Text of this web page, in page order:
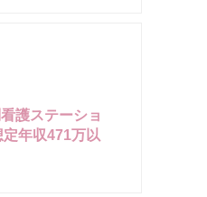
護ステーショ
年収471万以